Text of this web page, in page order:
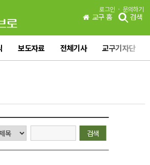
로그인 · 문의하기
교구 홈 검색
보도자료 전체기사 교구기자단